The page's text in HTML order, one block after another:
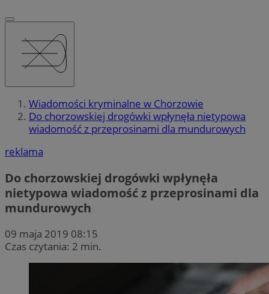
Wiadomości kryminalne w Chorzowie
Do chorzowskiej drogówki wpłynęła nietypowa
wiadomość z przeprosinami dla mundurowych
reklama
Do chorzowskiej drogówki wpłynęła
nietypowa wiadomość z przeprosinami dla
mundurowych
09 maja 2019 08:15
Czas czytania: 2 min.